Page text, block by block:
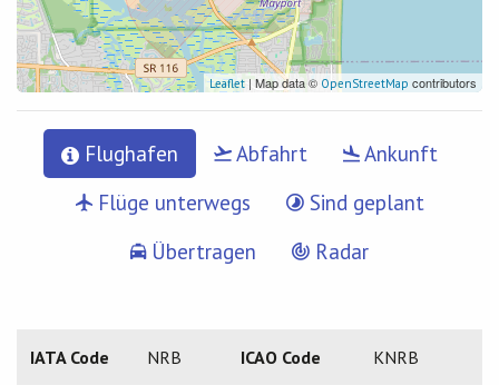
Leaflet| Map data © OpenStreetMap contributors
Flughafen Abfahrt
Ankunft
Flüge unterwegs
Sind geplant
Übertragen
Radar
IATA Code NRB ICAO Code KNRB